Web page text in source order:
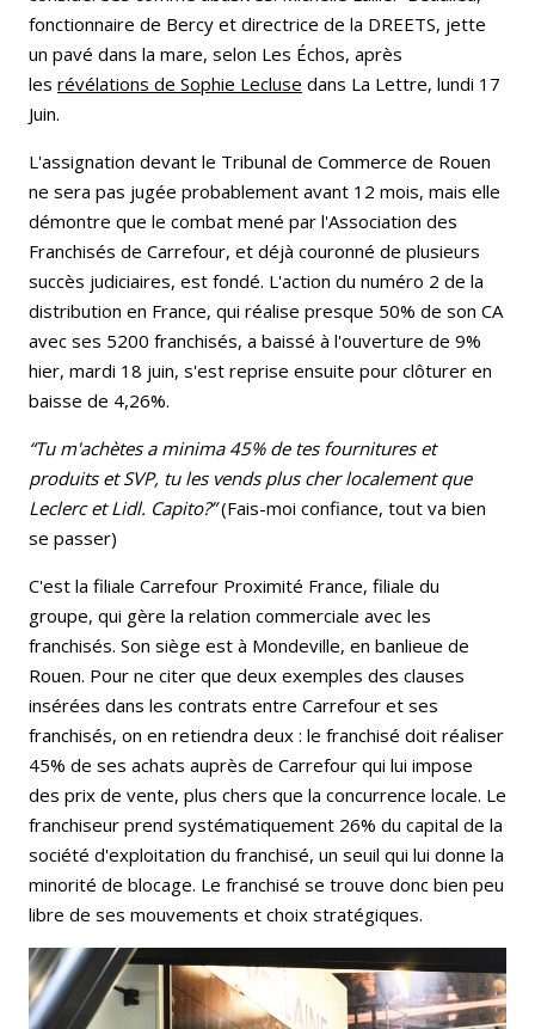
fonctionnaire de Bercy et directrice de la DREETS, jette
un pavé dans la mare, selon Les Échos, après
les révélations de Sophie Lecluse dans La Lettre, lundi 17
Juin.
L'assignation devant le Tribunal de Commerce de Rouen
ne sera pas jugée probablement avant 12 mois, mais elle
démontre que le combat mené par l'Association des
Franchisés de Carrefour, et déjà couronné de plusieurs
succès judiciaires, est fondé. L'action du numéro 2 de la
distribution en France, qui réalise presque 50% de son CA
avec ses 5200 franchisés, a baissé à l'ouverture de 9%
hier, mardi 18 juin, s'est reprise ensuite pour clôturer en
baisse de 4,26%.
“Tu m'achètes a minima 45% de tes fournitures et
produits et SVP, tu les vends plus cher localement que
Leclerc et Lidl. Capito?”(Fais-moi confiance, tout va bien
se passer)
C'est la filiale Carrefour Proximité France, filiale du
groupe, qui gère la relation commerciale avec les
franchisés. Son siège est à Mondeville, en banlieue de
Rouen. Pour ne citer que deux exemples des clauses
insérées dans les contrats entre Carrefour et ses
franchisés, on en retiendra deux : le franchisé doit réaliser
45% de ses achats auprès de Carrefour qui lui impose
des prix de vente, plus chers que la concurrence locale. Le
franchiseur prend systématiquement 26% du capital de la
société d'exploitation du franchisé, un seuil qui lui donne la
minorité de blocage. Le franchisé se trouve donc bien peu
libre de ses mouvements et choix stratégiques.